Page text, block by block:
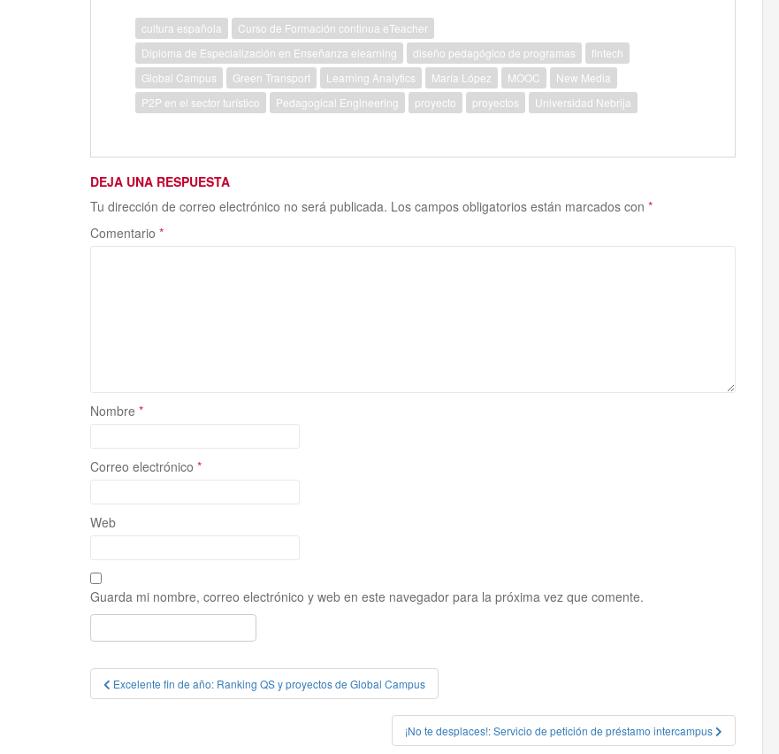
e
b
o
o
to
d
o
n
ai
l
m
p
ar
ti
cultura española
Curso de Formación continua eTeacher
Diploma de Especialización en Enseñanza elearning
diseño pedagógico de programas
fintech
Global Campus
Green Transport Learning Analytics María López MOOC
New Media
P2P en el sector turístico
Pedagogical Engineering proyecto proyectos Universidad Nebrija
DEJA UNA RESPUESTA
Tu dirección de correo electrónico no será publicada. Los campos obligatorios están marcados con *
Comentario *
Nombre *
Correo electrónico *
Web
Guarda mi nombre, correo electrónico y web en este navegador para la próxima vez que comente.
Navegación
de
Excelente fin de año: Ranking QS y proyectos de Global Campus
¡No te desplaces!: Servicio de petición de préstamo intercampus